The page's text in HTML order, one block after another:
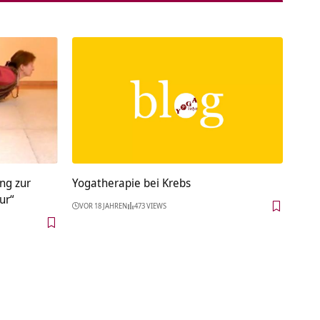
zur
Yogatherapie bei Krebs
VOR 18 JAHREN 473 VIEWS